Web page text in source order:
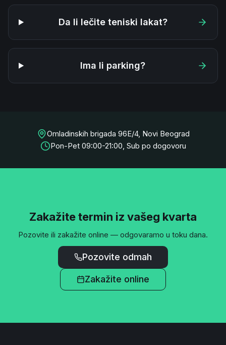
Da li lečite teniski lakat?
Ima li parking?
Omladinskih brigada 96E/4, Novi Beograd
Pon-Pet 09:00-21:00, Sub po dogovoru
Zakažite termin iz vašeg kvarta
Pozovite ili zakažite online — odgovaramo u toku dana.
Pozovite odmah
Zakažite online